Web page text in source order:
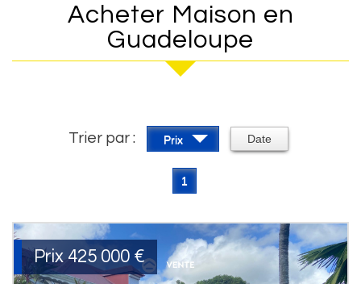
Acheter Maison en
Guadeloupe
Trier par : Prix Date
1
Prix 425 000 €